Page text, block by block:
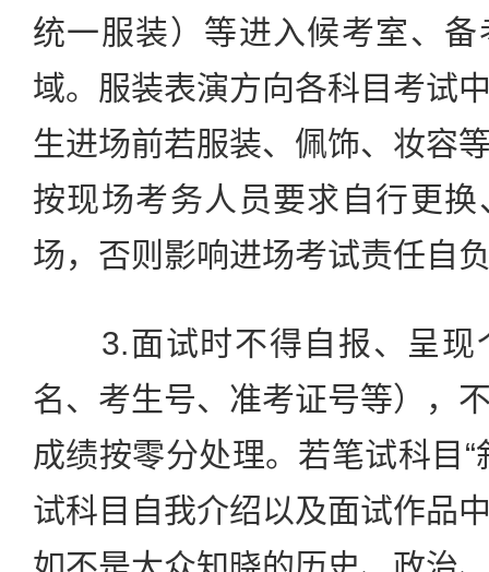
统一服装）等进入候考室、
域。服装表演方向各科目考试
生进场前若服装、佩饰、妆容
按现场考务人员要求自行更
场，否则影响进场考试责任自
3.面试时不得自报、呈现
名、考生号、准考证号等），
成绩按零分处理。若笔试科目
试科目自我介绍以及面试作品